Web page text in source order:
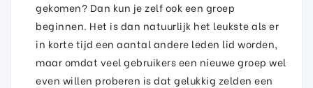
gekomen? Dan kun je zelf ook een groep
beginnen. Het is dan natuurlijk het leukste als er
in korte tijd een aantal andere leden lid worden,
maar omdat veel gebruikers een nieuwe groep wel
even willen proberen is dat gelukkig zelden een